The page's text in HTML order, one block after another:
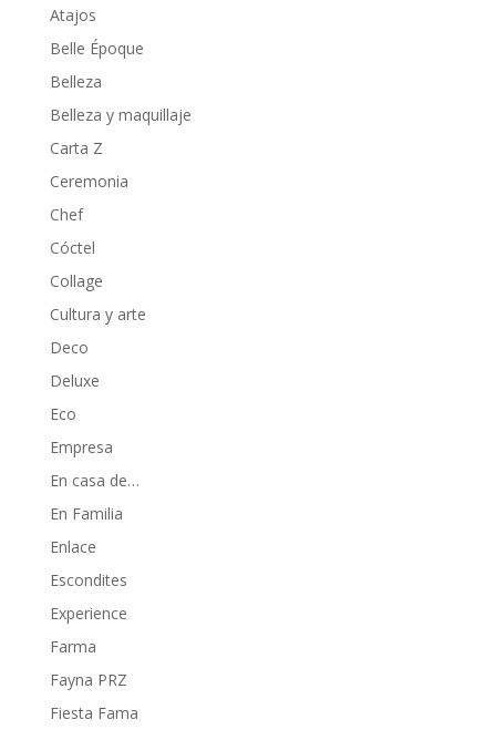
Atajos
Belle Époque
Belleza
Belleza y maquillaje
Carta Z
Ceremonia
Chef
Cóctel
Collage
Cultura y arte
Deco
Deluxe
Eco
Empresa
En casa de…
En Familia
Enlace
Escondites
Experience
Farma
Fayna PRZ
Fiesta Fama